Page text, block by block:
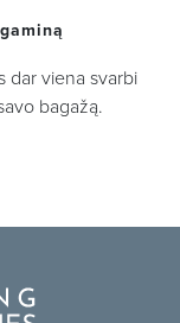
dar viena svarbi
bagažą.